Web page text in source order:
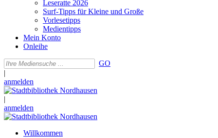
Leseratte 2026
Surf-Tipps für Kleine und Große
Vorlesetipps
Medientipps
Mein Konto
Onleihe
GO
|
anmelden
|
anmelden
Willkommen